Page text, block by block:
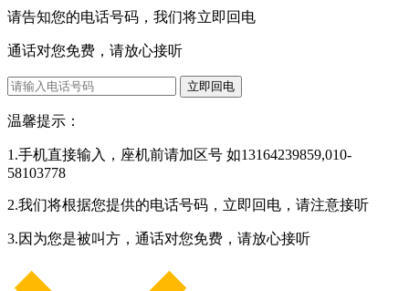
请告知您的电话号码，我们将立即回电
通话对您免费，请放心接听
立即回电
温馨提示：
1.手机直接输入，座机前请加区号 如13164239859,010-
58103778
2.我们将根据您提供的电话号码，立即回电，请注意接听
3.因为您是被叫方，通话对您免费，请放心接听